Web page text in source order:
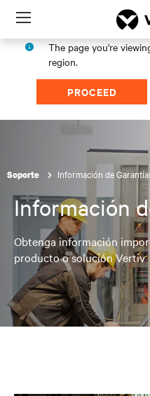
Menu
The page you're
region.
PROCEED
Soporte Información de
Información
Obtenga información
producto o solución Vertiv